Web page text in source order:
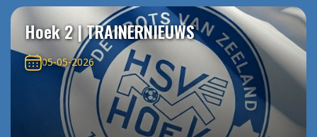
Hoek 2 | TRAINERNIEUWS
05-05-2026